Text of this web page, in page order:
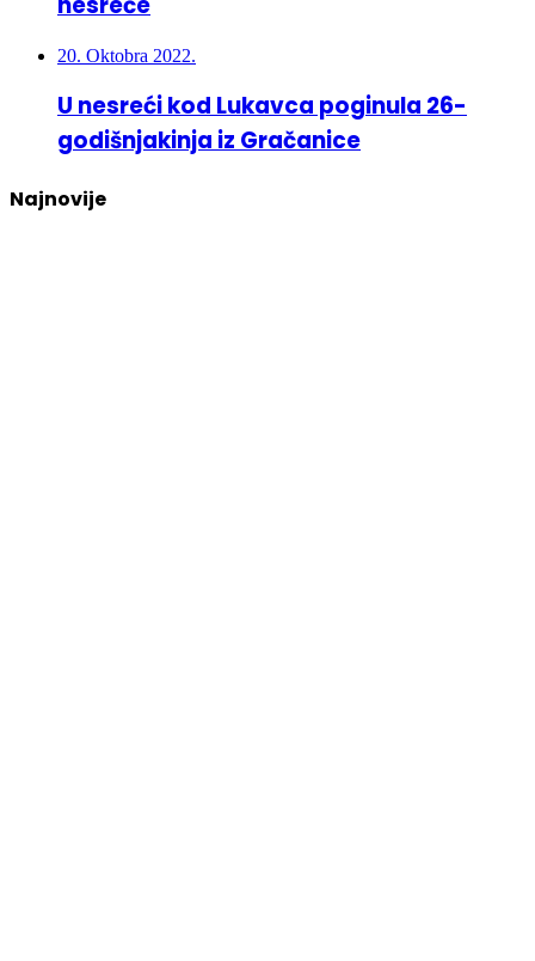
20. Oktobra 2022.
U nesreći kod Lukavca poginula 26-
godišnjakinja iz Gračanice
Najnovije